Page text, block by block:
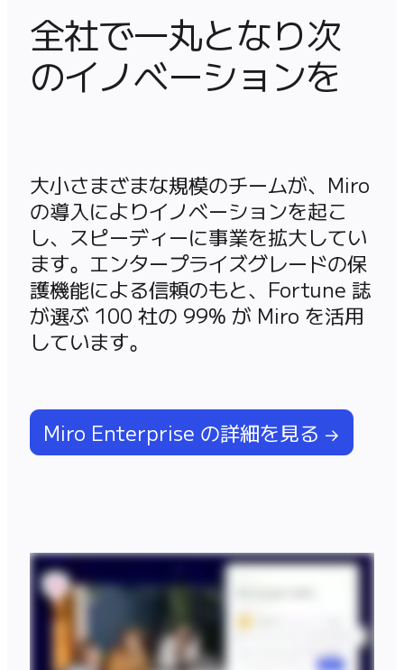
全社で一丸となり次
のイノベーションを
大小さまざまな規模のチームが、Miro
の導入によりイノベーションを起こ
し、スピーディーに事業を拡大してい
ます。エンタープライズグレードの保
護機能による信頼のもと、Fortune 誌
が選ぶ 100 社の 99% が Miro を活用
しています。
Miro Enterprise の詳細を見る →